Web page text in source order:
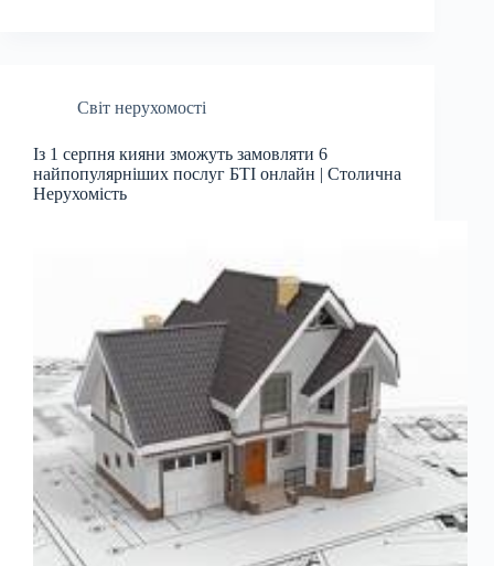
Світ нерухомості
Із 1 серпня кияни зможуть замовляти 6
найпопулярніших послуг БТІ онлайн | Столична
Нерухомість